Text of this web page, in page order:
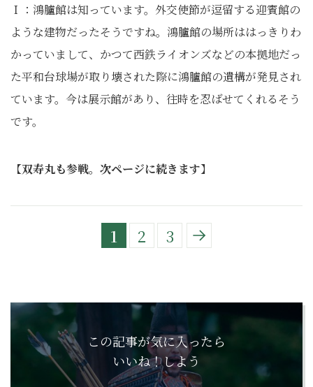
Ｉ：鴻臚館は知っています。外交使節が逗留する迎賓館の
ような建物だったそうですね。鴻臚館の場所ははっきりわ
かっていまして、かつて西鉄ライオンズなどの本拠地だっ
た平和台球場が取り壊された際に鴻臚館の遺構が発見され
ています。今は展示館があり、往時を忍ばせてくれるそう
です。
【双寿丸も参戦。次ページに続きます】
1 2 3
この記事が気に入ったら
いいね！しよう